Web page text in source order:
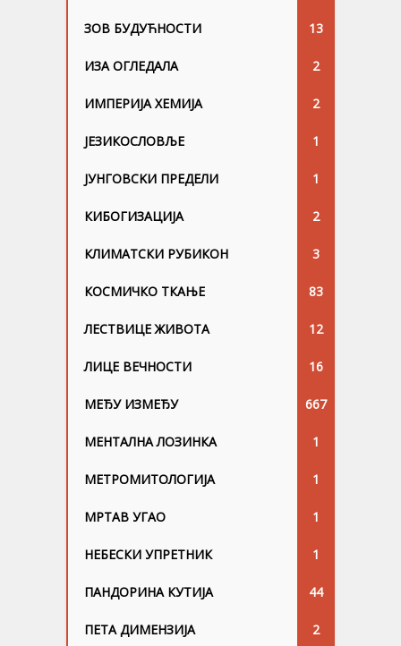
ЗОВ БУДУЋНОСТИ 13
ИЗА ОГЛЕДАЛА 2
ИМПЕРИЈА ХЕМИЈА 2
ЈЕЗИКОСЛОВЉЕ 1
ЈУНГОВСKИ ПРЕДЕЛИ 1
КИБОГИЗАЦИЈА 2
КЛИМАТСКИ РУБИКОН 3
КОСМИЧКО ТКАЊЕ 83
ЛЕСТВИЦЕ ЖИВОТА 12
ЛИЦЕ ВЕЧНОСТИ 16
МЕЂУ ИЗМЕЂУ 667
МЕНТАЛНА ЛОЗИНКА 1
МЕТРОМИТОЛОГИЈА 1
МРТАВ УГАО 1
НЕБЕСКИ УПРЕТНИК 1
ПАНДОРИНА КУТИЈА 44
ПЕТА ДИМЕНЗИЈА 2